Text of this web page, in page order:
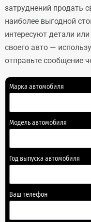
затруднений продать
наиболее выгодной
интересуют детали
своего авто —
отправьте сообщение
Марка автомобиля
Модель автомобиля
Год выпуска автомобиля
Ваш телефон